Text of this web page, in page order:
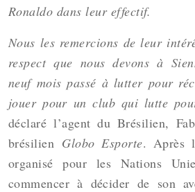
Ronaldo dans leur effectif.
Nous les remercions de leur
respect que nous devons à
neuf mois passé à lutter pour
jouer pour un club qui lutte
déclaré l’agent du Brésilien,
brésilien Globo Esporte. Après
organisé pour les Nations
commencer à décider de son